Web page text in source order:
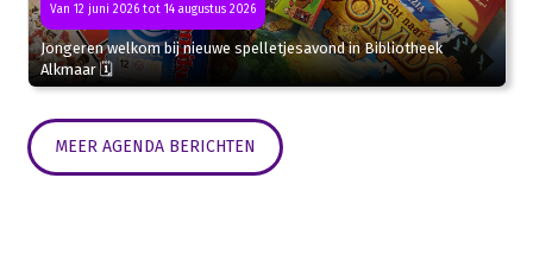
Van 12 juni 2026 tot 14 augustus 2026
Jongeren welkom bij nieuwe spelletjesavond in Bibliotheek
Alkmaar 🗓
MEER AGENDA BERICHTEN